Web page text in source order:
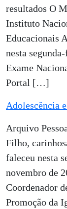
resultados O
Instituto
Educacionais
nesta
Exame
Portal […]
Adolescência
Arquivo
Filho,
faleceu nesta
novembro de
Coordenador
Promoção da